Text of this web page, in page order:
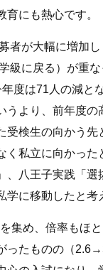
にも熱心です。
者が大幅に増加
級に戻る）が重
度は71人の減と
より、前年度
検生の向かう
私立に向かっ
八王子実践「
に移動したと考
集め、倍率もほ
ったものの（